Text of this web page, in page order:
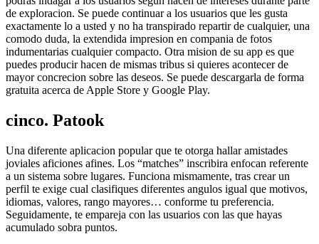
de exploracion. Se puede continuar a los usuarios que les gusta
exactamente lo a usted y no ha transpirado repartir de cualquier, una
comodo duda, la extendida impresion en compania de fotos
indumentarias cualquier compacto. Otra mision de su app es que
puedes producir hacen de mismas tribus si quieres acontecer de
mayor concrecion sobre las deseos. Se puede descargarla de forma
gratuita acerca de Apple Store y Google Play.
cinco. Patook
Una diferente aplicacion popular que te otorga hallar amistades
joviales aficiones afines. Los “matches” inscribira enfocan referente
a un sistema sobre lugares. Funciona mismamente, tras crear un
perfil te exige cual clasifiques diferentes angulos igual que motivos,
idiomas, valores, rango mayores… conforme tu preferencia.
Seguidamente, te empareja con las usuarios con las que hayas
acumulado sobra puntos.